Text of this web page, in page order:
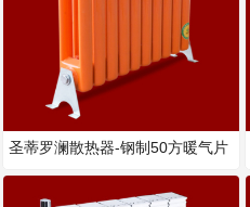
圣蒂罗澜散热器-钢制50方暖气片